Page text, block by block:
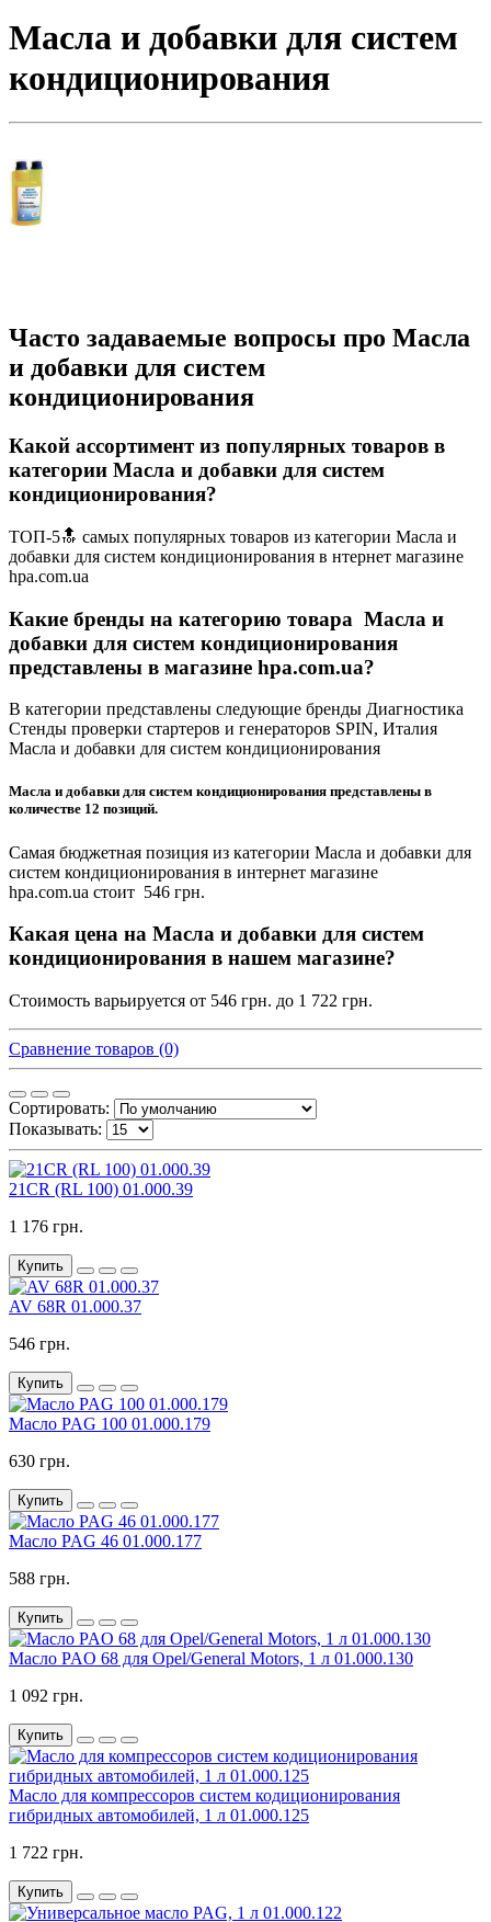
Масла и добавки для систем
кондиционирования
Часто задаваемые вопросы про Масла
и добавки для систем
кондиционирования
Какой ассортимент из популярных товаров в
категории Масла и добавки для систем
кондиционирования?
ТОП-5🔝 самых популярных товаров из категории Масла и
добавки для систем кондиционирования в нтернет магазине
hpa.com.ua
Какие бренды на категорию товара Масла и
добавки для систем кондиционирования
представлены в магазине hpa.com.ua?
В категории представлены следующие бренды Диагностика
Стенды проверки стартеров и генераторов SPIN, Италия
Масла и добавки для систем кондиционирования
Масла и добавки для систем кондиционирования представлены в
количестве 12 позиций.
Самая бюджетная позиция из категории Масла и добавки для
систем кондиционирования в интернет магазине
hpa.com.ua стоит 546 грн.
Какая цена на Масла и добавки для систем
кондиционирования в нашем магазине?
Стоимость варьируется от 546 грн. до 1 722 грн.
Сравнение товаров (0)
Сортировать:
Показывать:
21CR (RL 100) 01.000.39
1 176 грн.
Купить
AV 68R 01.000.37
546 грн.
Купить
Масло PAG 100 01.000.179
630 грн.
Купить
Масло PAG 46 01.000.177
588 грн.
Купить
Масло PAO 68 для Opel/General Motors, 1 л 01.000.130
1 092 грн.
Купить
Масло для компрессоров систем кодиционирования
гибридных автомобилей, 1 л 01.000.125
1 722 грн.
Купить